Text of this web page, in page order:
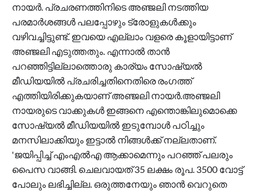
നായർ. പ്രചരണത്തിനിടെ അഞ്ജലി നടത്തിയ
പരമാർശങ്ങൾ പലപ്പോഴും ട്രോളുകൾക്കും
വഴിവച്ചിട്ടുണ്ട്. ഇവയെ എല്ലാം വളരെ കൂളായിട്ടാണ്
അഞ്ജലി എടുത്തതും. എന്നാൽ താൻ
പറഞ്ഞിട്ടില്ലാത്തൊരു കാര്യം സോഷ്യൽ
മീഡിയയിൽ പ്രചരിച്ചതിനെതിരെ രം​ഗത്ത്
എത്തിയിരിക്കുകയാണ് അഞ്ജലി നായർ.അഞ്ജലി
നായരുടെ വാക്കുകൾ ഇങ്ങനെ എന്തൊങ്കിലുമൊക്കെ
സോഷ്യൽ മീഡിയയിൽ ഇടുമ്പോള്‍ പഠിച്ചും
മനസിലാക്കിയും ഇട്ടാല്‍ നിങ്ങള്‍ക്ക് നല്ലതാണ്.
'ജയിപ്പിച്ച് എംഎല്‍എ ആക്കാമെന്നും പറഞ്ഞ് പലരും
പൈസ വാങ്ങി. ചെലവായത് 35 ലക്ഷം രൂപ. 3500 വോട്ട്
പോലും ലഭിച്ചില്ല. ഒരുത്തനേയും ഞാന്‍ വെറുതെ